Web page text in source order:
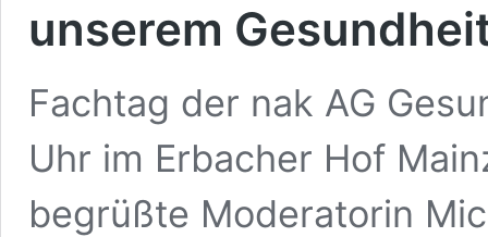
unserem
Fachtag der nak AG
Uhr im Erbacher Hof
begrüßte Moderatorin